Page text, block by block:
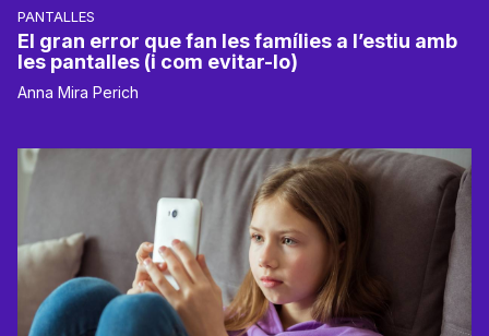
PANTALLES
El gran error que fan les famílies a l’estiu amb
les pantalles (i com evitar-lo)
Anna Mira Perich